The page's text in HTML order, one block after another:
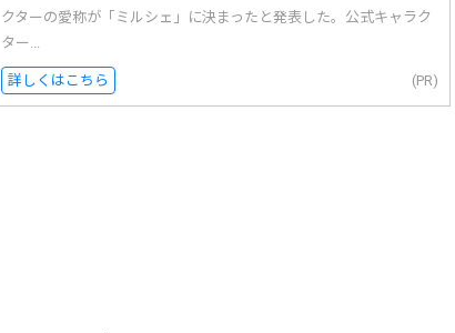
クターの愛称が「ミルシェ」に決まったと発表した。公式キャラク
ター...
詳しくはこちら (PR)